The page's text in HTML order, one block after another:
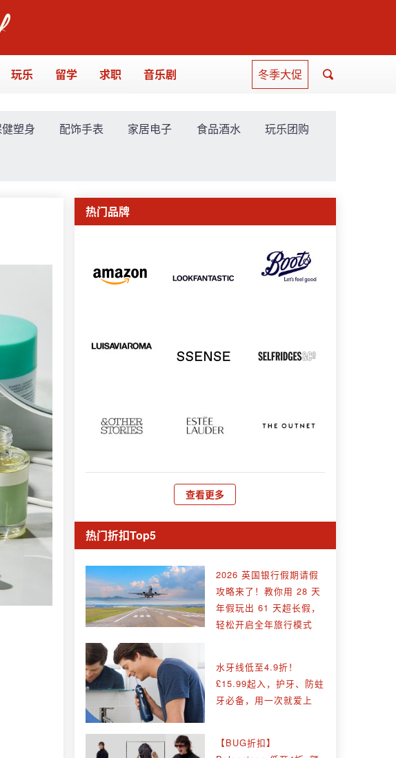
玩乐 留学 求职 音乐剧 冬季大促
塑身 配饰手表 家居电子 食品酒水 玩乐团购
热门品牌
查看更多
热门折扣Top5
2026 英国银行假期请假
攻略来了！教你用 28 天
年假玩出 61 天超长假，
轻松开启全年旅行模式
水牙线低至4.9折！
£15.99起入，护牙、防蛀
牙必备，用一次就爱上
【BUG折扣】